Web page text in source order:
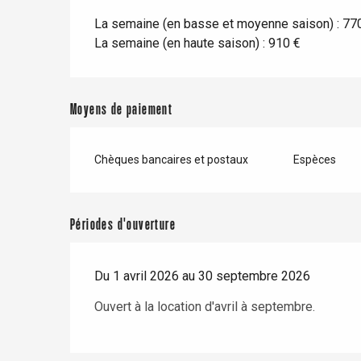
La semaine (en basse et moyenne saison) :
La semaine (en haute saison) : 910 €
Moyens de paiement
Chèques bancaires et postaux Espèces
Périodes d'ouverture
Du 1 avril 2026 au 30 septembre 2026
Ouvert à la location d'avril à septembre.